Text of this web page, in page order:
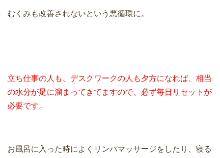
むくみも改善されないという悪循環に。
立ち仕事の人も、デスクワークの人も夕方になれば、相当
の水分が足に溜まってきてますので、必ず毎日リセットが
必要です。
お風呂に入った時によくリンパマッサージをしたり、寝る